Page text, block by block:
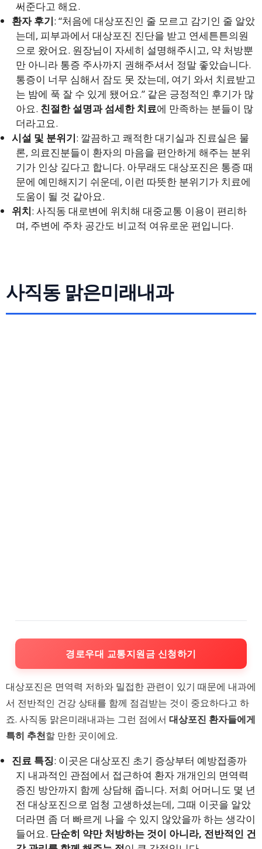
써준다고 해요.
환자 후기: “처음에 대상포진인 줄 모르고 감기인 줄 알았
는데, 피부과에서 대상포진 진단을 받고 연세튼튼의원
으로 왔어요. 원장님이 자세히 설명해주시고, 약 처방뿐
만 아니라 통증 주사까지 권해주셔서 정말 좋았습니다.
통증이 너무 심해서 잠도 못 잤는데, 여기 와서 치료받고
는 밤에 푹 잘 수 있게 됐어요.” 같은 긍정적인 후기가 많
아요. 친절한 설명과 섬세한 치료에 만족하는 분들이 많
더라고요.
시설 및 분위기: 깔끔하고 쾌적한 대기실과 진료실은 물
론, 의료진분들이 환자의 마음을 편안하게 해주는 분위
기가 인상 깊다고 합니다. 아무래도 대상포진은 통증 때
문에 예민해지기 쉬운데, 이런 따뜻한 분위기가 치료에
도움이 될 것 같아요.
위치: 사직동 대로변에 위치해 대중교통 이용이 편리하
며, 주변에 주차 공간도 비교적 여유로운 편입니다.
사직동 맑은미래내과
경로우대 교통지원금 신청하기
대상포진은 면역력 저하와 밀접한 관련이 있기 때문에 내과에
서 전반적인 건강 상태를 함께 점검받는 것이 중요하다고 하
죠. 사직동 맑은미래내과는 그런 점에서 대상포진 환자들에게
특히 추천할 만한 곳이에요.
진료 특징: 이곳은 대상포진 초기 증상부터 예방접종까
지 내과적인 관점에서 접근하여 환자 개개인의 면역력
증진 방안까지 함께 상담해 줍니다. 저희 어머니도 몇 년
전 대상포진으로 엄청 고생하셨는데, 그때 이곳을 알았
더라면 좀 더 빠르게 나을 수 있지 않았을까 하는 생각이
들어요. 단순히 약만 처방하는 것이 아니라, 전반적인 건